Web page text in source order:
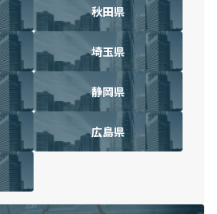
秋田県
埼玉県
静岡県
広島県